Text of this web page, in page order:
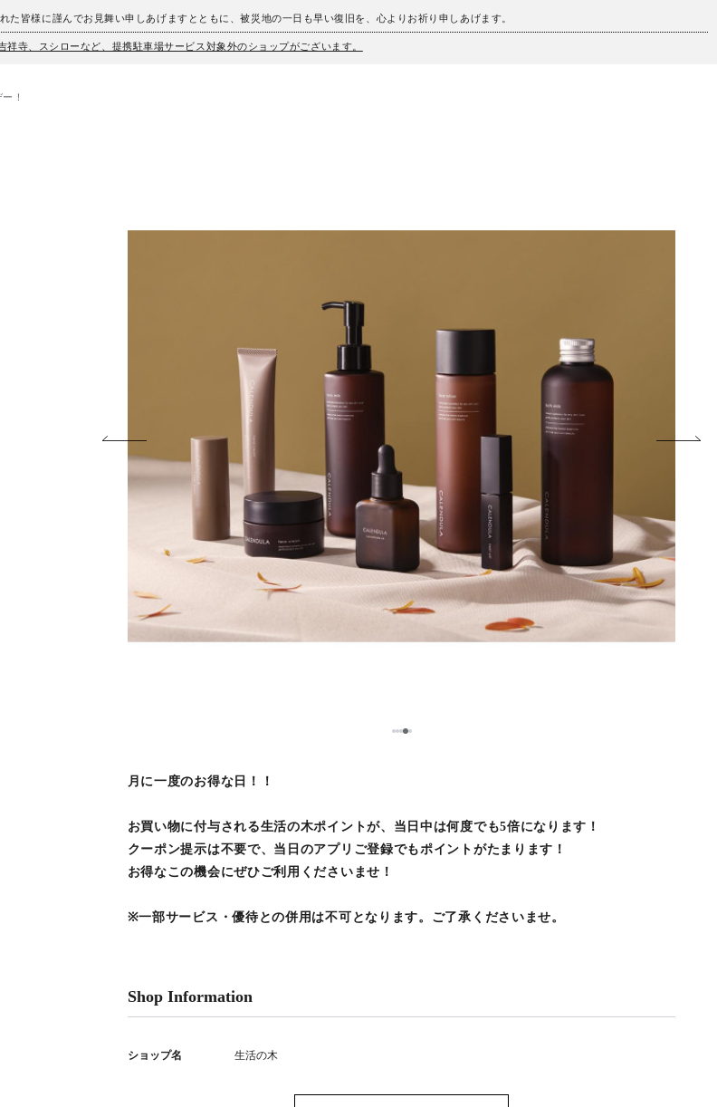
た皆様に謹んでお見舞い申しあげますとともに、被災地の一日も早い復旧を、心よりお祈り申しあげます。
祥寺、スシローなど、提携駐車場サービス対象外のショップがございます。
！
12345
月に一度のお得な日！！
お買い物に付与される生活の木ポイントが、当日中は何度でも5倍になります！
クーポン提示は不要で、当日のアプリご登録でもポイントがたまります！
お得なこの機会にぜひご利用くださいませ！
※一部サービス・優待との併用は不可となります。ご了承くださいませ。
Shop Information
ショップ名 生活の木